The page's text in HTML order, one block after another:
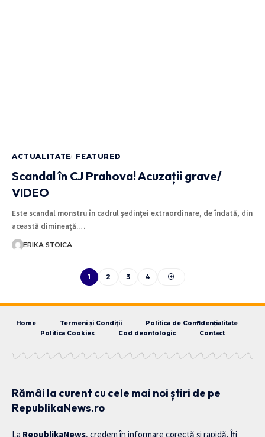
ACTUALITATE FEATURED
Scandal în CJ Prahova! Acuzații grave/
VIDEO
Este scandal monstru în cadrul ședinței extraordinare, de îndată, din
această dimineață.…
ERIKA STOICA
1 2 3 4
Home Termeni și Condiții
Politica de Confidențialitate
Politica Cookies
Cod deontologic Contact
Rămâi la curent cu cele mai noi știri de pe
RepublikaNews.ro
La RepublikaNews, credem în informare corectă și rapidă. Îți